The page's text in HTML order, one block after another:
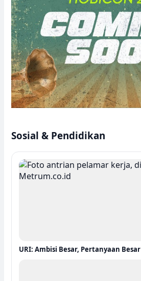
Sosial & Pendidikan
URI: Ambisi Besar, Pertanyaan Besar